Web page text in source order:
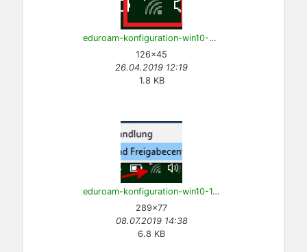
eduroam-konfiguration-win10-0.png
126×45
26.04.2019 12:19
1.8 KB
eduroam-konfiguration-win10-1.png
289×77
08.07.2019 14:38
6.8 KB